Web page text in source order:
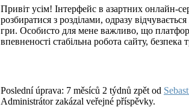
Привіт усім! Інтерфейс в азартних онлайн-
розбиратися з розділами, одразу
гри. Особисто для мене важливо, що
впевненості стабільна робота сайту,
Poslední úprava: 7 měsíců 2 týdnů zpět od
Administrátor zakázal veřejné příspěvky.